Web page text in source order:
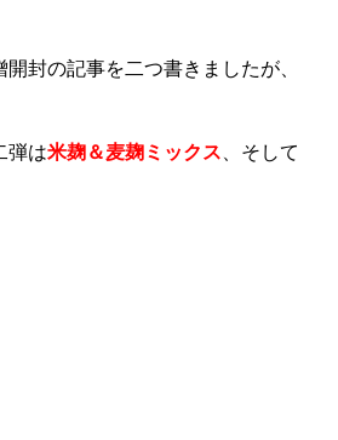
封の記事を二つ書きましたが、
弾は米麹＆麦麹ミックス 、そして